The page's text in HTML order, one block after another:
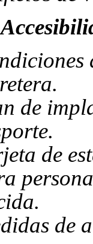
de
de
de